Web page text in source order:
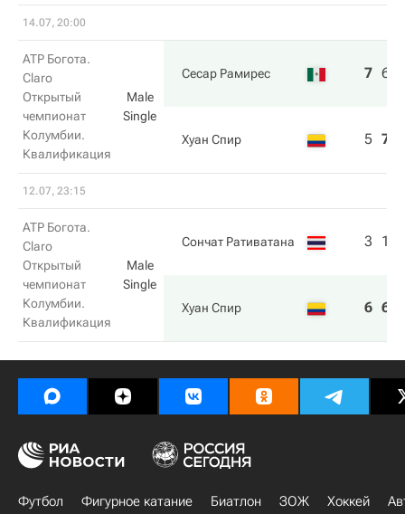
14.07, 20:00
ATP Богота.
Claro
Открытый
чемпионат
Колумбии.
Квалификация
Male
Single
Сесар Рамирес 7 6
Хуан Спир 5 7
12.07, 23:15
ATP Богота.
Claro
Открытый
чемпионат
Колумбии.
Квалификация
Male
Single
Сончат Ративатана 3 1
Хуан Спир 6 6
Футбол Фигурное катание Биатлон ЗОЖ Хоккей